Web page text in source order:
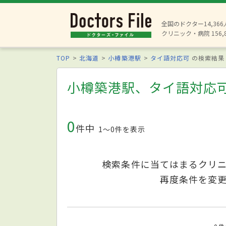
全国のドクター14,366
クリニック・病院
TOP 北海道 小樽築港駅 タイ語対応可 の検索結果
小樽築港駅、タイ語対応
0件中 1〜0件を表示
検索条件に当てはまるクリ
再度条件を変